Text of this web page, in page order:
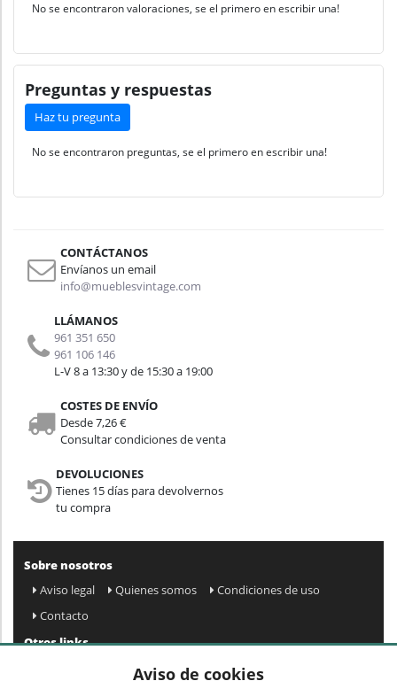
No se encontraron valoraciones, se el primero en escribir una!
Preguntas y respuestas
Haz tu pregunta
No se encontraron preguntas, se el primero en escribir una!
CONTÁCTANOS
Envíanos un email
info@mueblesvintage.com
LLÁMANOS
961 351 650
961 106 146
L-V 8 a 13:30 y de 15:30 a 19:00
COSTES DE ENVÍO
Desde 7,26 €
Consultar condiciones de venta
DEVOLUCIONES
Tienes 15 días para devolvernos
tu compra
Sobre nosotros
Aviso legal
Quienes somos
Condiciones de uso
Contacto
Otros links
Preguntas frecuentes
Aviso de cookies